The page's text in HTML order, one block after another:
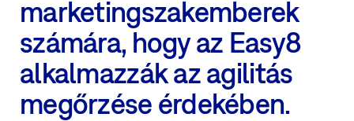
marketingszakemberek
számára, hogy az Easy8
alkalmazzák az agilitás
megőrzése érdekében.